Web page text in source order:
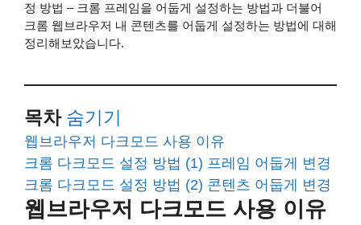
정 방법 – 크롬 프레임을 어둡게 설정하는 방법과 더불어
크롬 웹브라우저 내 콘텐츠를 어둡게 설정하는 방법에 대해
정리해보았습니다.
목차 숨기기
웹브라우저 다크모드 사용 이유
크롬 다크모드 설정 방법 (1) 프레임 어둡게 변경
크롬 다크모드 설정 방법 (2) 콘텐츠 어둡게 변경
웹브라우저 다크모드 사용 이유